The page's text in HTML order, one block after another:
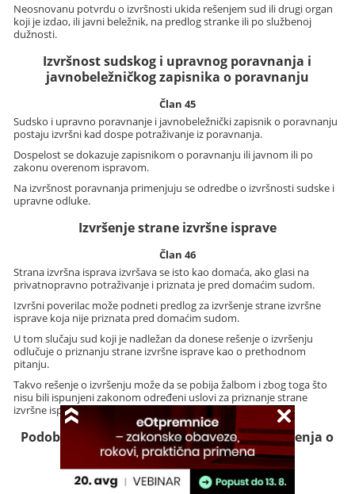
Neosnovanu potvrdu o izvršnosti ukida rešenjem sud ili drugi organ
koji je izdao, ili javni beležnik, na predlog stranke ili po službenoj
dužnosti.
Izvršnost sudskog i upravnog poravnanja i
javnobeležničkog zapisnika o poravnanju
Član 45
Sudsko i upravno poravnanje i javnobeležnički zapisnik o poravnanju
postaju izvršni kad dospe potraživanje iz poravnanja.
Dospelost se dokazuje zapisnikom o poravnanju ili javnom ili po
zakonu overenom ispravom.
Na izvršnost poravnanja primenjuju se odredbe o izvršnosti sudske i
upravne odluke.
Izvršenje strane izvršne isprave
Član 46
Strana izvršna isprava izvršava se isto kao domaća, ako glasi na
privatnopravno potraživanje i priznata je pred domaćim sudom.
Izvršni poverilac može podneti predlog za izvršenje strane izvršne
isprave koja nije priznata pred domaćim sudom.
U tom slučaju sud koji je nadležan da donese rešenje o izvršenju
odlučuje o priznanju strane izvršne isprave kao o prethodnom
pitanju.
Takvo rešenje o izvršenju može da se pobija žalbom i zbog toga što
nisu bili ispunjeni zakonom određeni uslovi za priznanje strane
izvršne isprave.
Podobnost izvršne isprave za donošenje rešenja o
izvršenju
Član 47